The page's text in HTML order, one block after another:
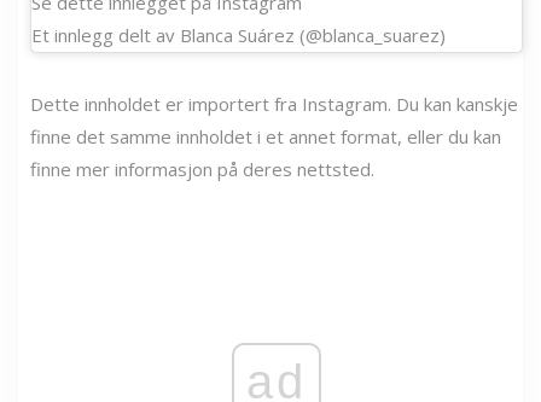
Et innlegg delt av Blanca Suárez (@blanca_suarez)
Dette innholdet er importert fra Instagram. Du kan kanskje
finne det samme innholdet i et annet format, eller du kan
finne mer informasjon på deres nettsted.
ad